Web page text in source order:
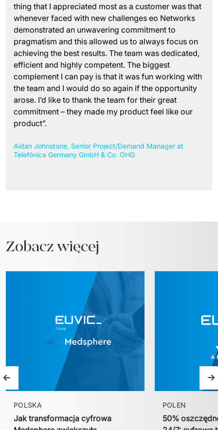
thing that I appreciated most as a customer was that
whenever faced with new challenges eo Networks
demonstrated an unwavering commitment to
pragmatism and this allowed us to always focus on
achieving the best results. The team was dedicated,
efficient and highly competent. The biggest
complement I can pay is that it was fun working with
the team and I would do so again if the opportunity
arose. I’d like to thank the team for their great
commitment – they made my product feel like our
product”.
Aidan Johnstone, Senior Project/Demand Manager at
Telefónica Germany GmbH & Co. OHG
Zobacz więcej
Poprzedni slajd
POLSKA
Jak transformacja cyfrowa
POLEN
50%